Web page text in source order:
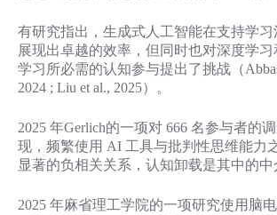
有研究指出，生成式人工智能在支持学习
展现出卓越的效率，但同时也对深度学习
学习所必需的认知参与提出了挑战（
2024 ; Liu et al., 2025）。
2025 年Gerlich的一项对 666 名参与者的
现，频繁使用 AI 工具与批判性思维能力
显著的负相关关系，认知卸载是其中的中
2025 年麻省理工学院的一项研究使用脑